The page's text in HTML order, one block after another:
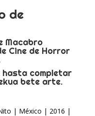
de
Macabro
Cine de Horror
completar
bete arte.
| México | 2016 |